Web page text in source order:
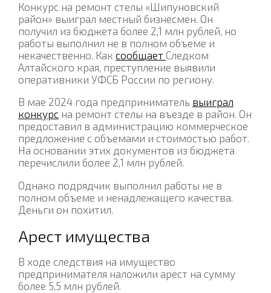
Конкурс на ремонт стелы «Шипуновский
район» выиграл местный бизнесмен. Он
получил из бюджета более 2,1 млн рублей, но
работы выполнил не в полном объеме и
некачественно. Как сообщает Следком
Алтайского края, преступление выявили
оперативники УФСБ России по региону.
В мае 2024 года предприниматель выиграл
конкурс на ремонт стелы на въезде в район. Он
предоставил в администрацию коммерческое
предложение с объемами и стоимостью работ.
На основании этих документов из бюджета
перечислили более 2,1 млн рублей.
Однако подрядчик выполнил работы не в
полном объеме и ненадлежащего качества.
Деньги он похитил.
Арест имущества
В ходе следствия на имущество
предпринимателя наложили арест на сумму
более 5,5 млн рублей.